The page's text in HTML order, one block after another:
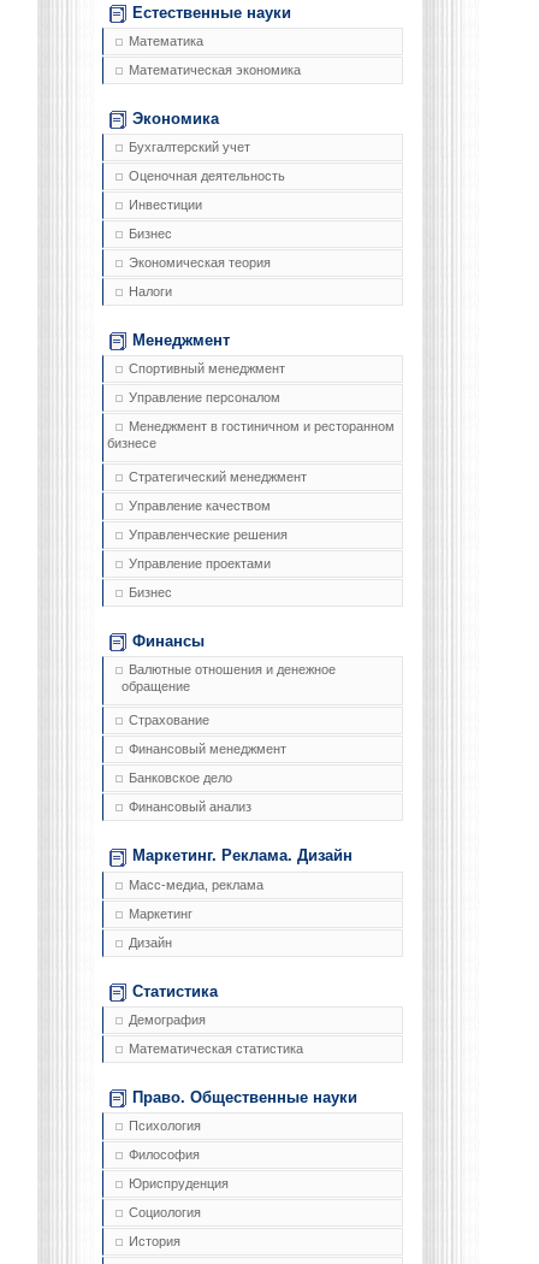
Естественные науки
Математика
Математическая экономика
Экономика
Бухгалтерский учет
Оценочная деятельность
Инвестиции
Бизнес
Экономическая теория
Налоги
Менеджмент
Спортивный менеджмент
Управление персоналом
Менеджмент в гостиничном и ресторанном
бизнесе
Стратегический менеджмент
Управление качеством
Управленческие решения
Управление проектами
Бизнес
Финансы
Валютные отношения и денежное
обращение
Страхование
Финансовый менеджмент
Банковское дело
Финансовый анализ
Маркетинг. Реклама. Дизайн
Масс-медиа, реклама
Маркетинг
Дизайн
Статистика
Демография
Математическая статистика
Право. Общественные науки
Психология
Философия
Юриспруденция
Социология
История